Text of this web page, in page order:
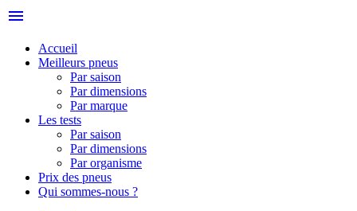
menu
Accueil
Meilleurs pneus
Par saison
Par dimensions
Par marque
Les tests
Par saison
Par dimensions
Par organisme
Prix des pneus
Qui sommes-nous ?